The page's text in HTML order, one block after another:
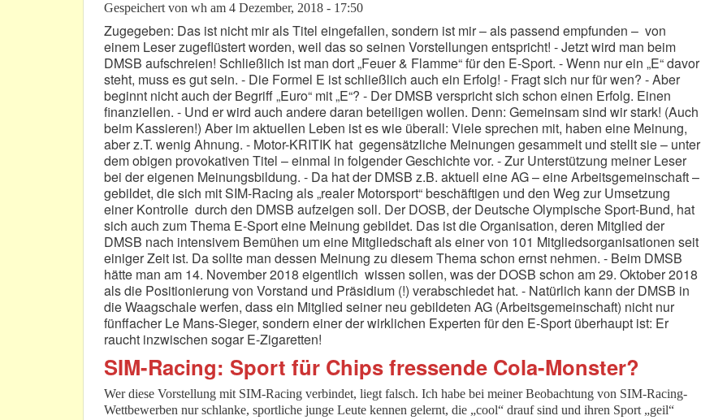
Gespeichert von wh am 4 Dezember, 2018 - 17:50
Zugegeben: Das ist nicht mir als Titel eingefallen, sondern ist mir – als passend empfunden – von
einem Leser zugeflüstert worden, weil das so seinen Vorstellungen entspricht! - Jetzt wird man beim
DMSB aufschreien! Schließlich ist man dort „Feuer & Flamme“ für den E-Sport. - Wenn nur ein „E“ davor
steht, muss es gut sein. - Die Formel E ist schließlich auch ein Erfolg! - Fragt sich nur für wen? - Aber
beginnt nicht auch der Begriff „Euro“ mit „E“? - Der DMSB verspricht sich schon einen Erfolg. Einen
finanziellen. - Und er wird auch andere daran beteiligen wollen. Denn: Gemeinsam sind wir stark! (Auch
beim Kassieren!) Aber im aktuellen Leben ist es wie überall: Viele sprechen mit, haben eine Meinung,
aber z.T. wenig Ahnung. - Motor-KRITIK hat gegensätzliche Meinungen gesammelt und stellt sie – unter
dem obigen provokativen Titel – einmal in folgender Geschichte vor. - Zur Unterstützung meiner Leser
bei der eigenen Meinungsbildung. - Da hat der DMSB z.B. aktuell eine AG – eine Arbeitsgemeinschaft –
gebildet, die sich mit SIM-Racing als „realer Motorsport“ beschäftigen und den Weg zur Umsetzung
einer Kontrolle durch den DMSB aufzeigen soll. Der DOSB, der Deutsche Olympische Sport-Bund, hat
sich auch zum Thema E-Sport eine Meinung gebildet. Das ist die Organisation, deren Mitglied der
DMSB nach intensivem Bemühen um eine Mitgliedschaft als einer von 101 Mitgliedsorganisationen seit
einiger Zeit ist. Da sollte man dessen Meinung zu diesem Thema schon ernst nehmen. - Beim DMSB
hätte man am 14. November 2018 eigentlich wissen sollen, was der DOSB schon am 29. Oktober 2018
als die Positionierung von Vorstand und Präsidium (!) verabschiedet hat. - Natürlich kann der DMSB in
die Waagschale werfen, dass ein Mitglied seiner neu gebildeten AG (Arbeitsgemeinschaft) nicht nur
fünffacher Le Mans-Sieger, sondern einer der wirklichen Experten für den E-Sport überhaupt ist: Er
raucht inzwischen sogar E-Zigaretten!
SIM-Racing: Sport für Chips fressende Cola-Monster?
Wer diese Vorstellung mit SIM-Racing verbindet, liegt falsch. Ich habe bei meiner Beobachtung von SIM-Racing-
Wettbewerben nur schlanke, sportliche junge Leute kennen gelernt, die „cool“ drauf sind und ihren Sport „geil“